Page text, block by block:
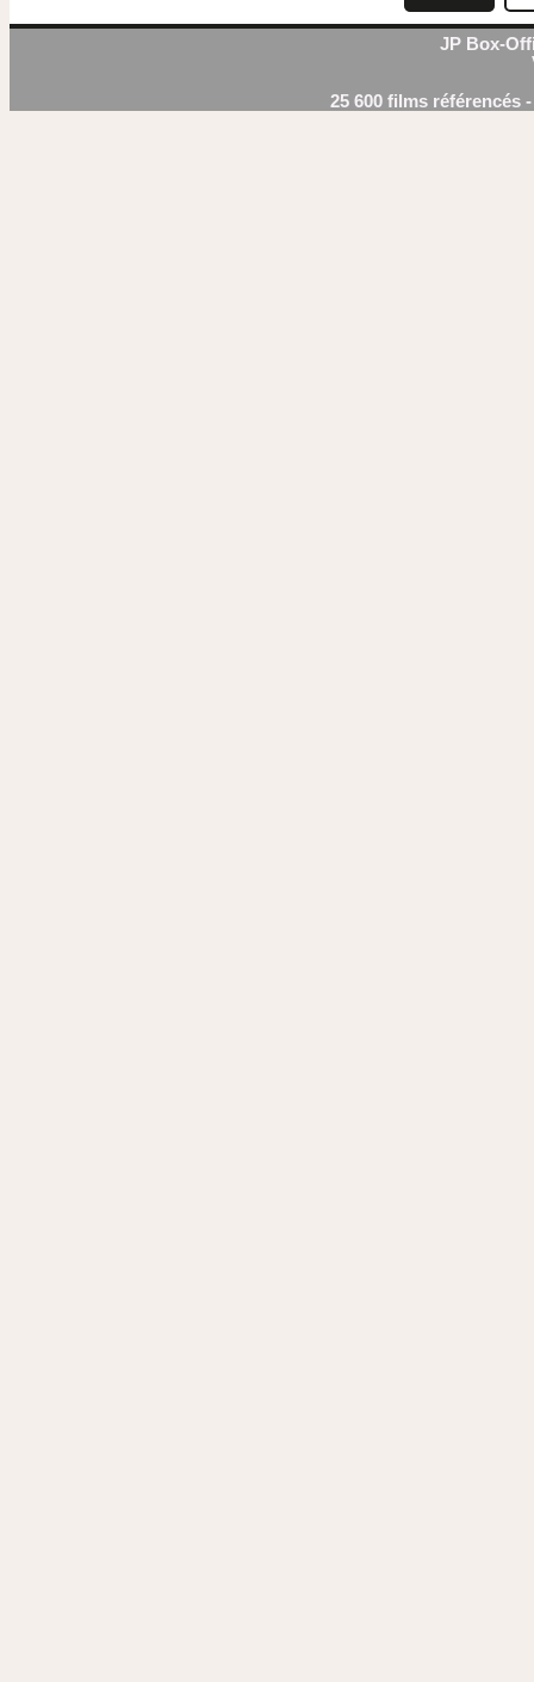
JP Box-
25 600 films référencés